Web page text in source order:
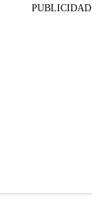
PUBLICIDAD